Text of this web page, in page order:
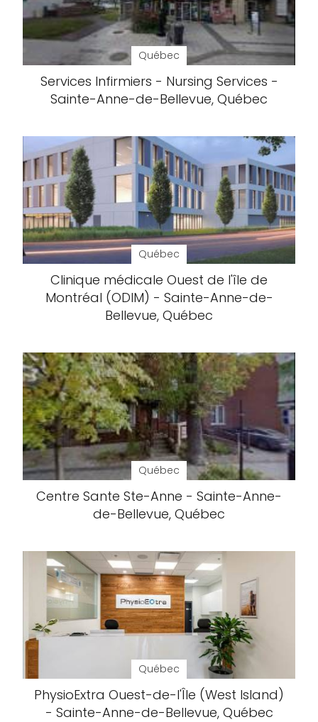
Québec
Services Infirmiers - Nursing Services -
Sainte-Anne-de-Bellevue, Québec
Québec
Clinique médicale Ouest de l'île de
Montréal (ODIM) - Sainte-Anne-de-
Bellevue, Québec
Québec
Centre Sante Ste-Anne - Sainte-Anne-
de-Bellevue, Québec
Québec
PhysioExtra Ouest-de-l'Île (West Island)
- Sainte-Anne-de-Bellevue, Québec